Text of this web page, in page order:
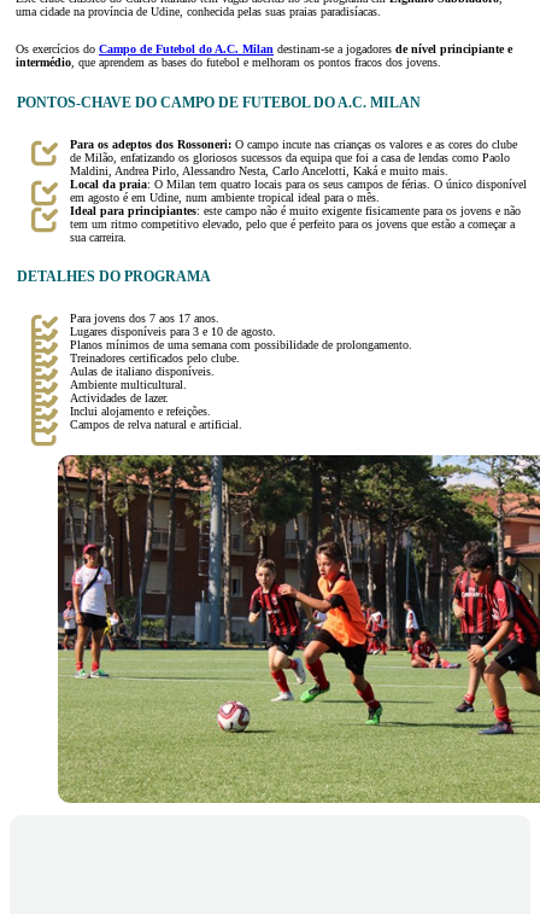
uma cidade na província de Udine, conhecida pelas suas praias paradisíacas.
Os exercícios do Campo de Futebol do A.C. Milan destinam-se a jogadores de nível principiante e
intermédio, que aprendem as bases do futebol e melhoram os pontos fracos dos jovens.
PONTOS-CHAVE DO CAMPO DE FUTEBOL DO A.C. MILAN
Para os adeptos dos Rossoneri: O campo incute nas crianças os valores e as cores do clube
de Milão, enfatizando os gloriosos sucessos da equipa que foi a casa de lendas como Paolo
Maldini, Andrea Pirlo, Alessandro Nesta, Carlo Ancelotti, Kaká e muito mais.
Local da praia: O Milan tem quatro locais para os seus campos de férias. O único disponível
em agosto é em Udine, num ambiente tropical ideal para o mês.
Ideal para principiantes: este campo não é muito exigente fisicamente para os jovens e não
tem um ritmo competitivo elevado, pelo que é perfeito para os jovens que estão a começar a
sua carreira.
DETALHES DO PROGRAMA
Para jovens dos 7 aos 17 anos.
Lugares disponíveis para 3 e 10 de agosto.
Planos mínimos de uma semana com possibilidade de prolongamento.
Treinadores certificados pelo clube.
Aulas de italiano disponíveis.
Ambiente multicultural.
Actividades de lazer.
Inclui alojamento e refeições.
Campos de relva natural e artificial.